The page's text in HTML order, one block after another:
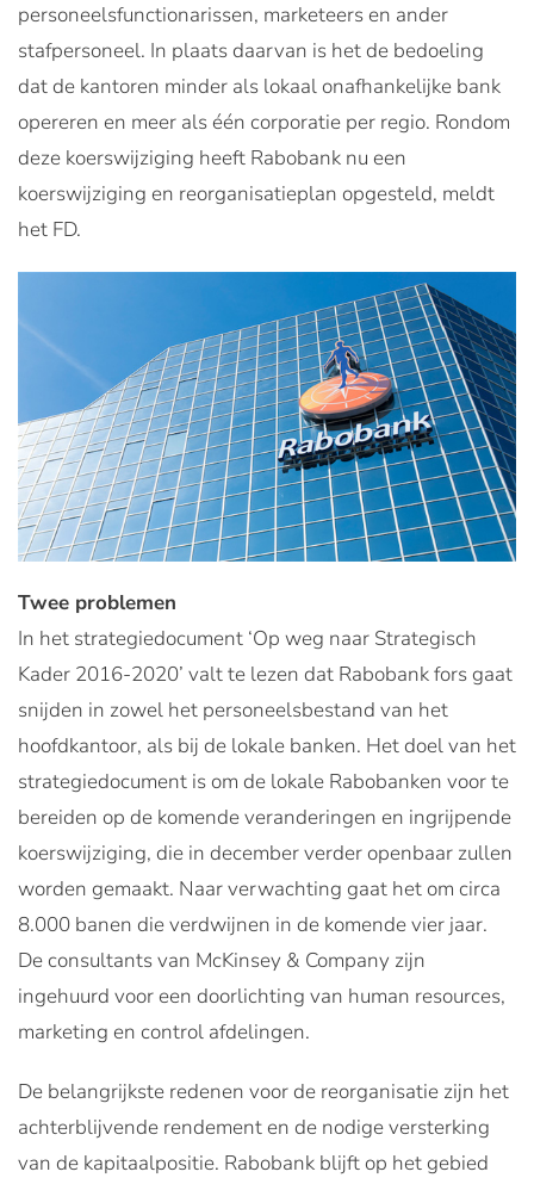
personeelsfunctionarissen, marketeers en ander
stafpersoneel. In plaats daarvan is het de bedoeling
dat de kantoren minder als lokaal onafhankelijke bank
opereren en meer als één corporatie per regio. Rondom
deze koerswijziging heeft Rabobank nu een
koerswijziging en reorganisatieplan opgesteld, meldt
het FD.
Twee problemen
In het strategiedocument ‘Op weg naar Strategisch
Kader 2016-2020’ valt te lezen dat Rabobank fors gaat
snijden in zowel het personeelsbestand van het
hoofdkantoor, als bij de lokale banken. Het doel van het
strategiedocument is om de lokale Rabobanken voor te
bereiden op de komende veranderingen en ingrijpende
koerswijziging, die in december verder openbaar zullen
worden gemaakt. Naar verwachting gaat het om circa
8.000 banen die verdwijnen in de komende vier jaar.
De consultants van McKinsey & Company zijn
ingehuurd voor een doorlichting van human resources,
marketing en control afdelingen.
De belangrijkste redenen voor de reorganisatie zijn het
achterblijvende rendement en de nodige versterking
van de kapitaalpositie. Rabobank blijft op het gebied